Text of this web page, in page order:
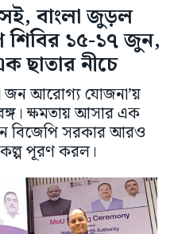
সই, বাংলা জুড়ল
১৫-১৭ জুন,
ছাতার নীচে
জন আরোগ্য যোজনা’য়
ক্ষমতায় আসার এক
বিজেপি সরকার আরও
পূরণ করল।